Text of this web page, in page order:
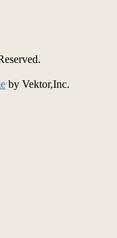
by Vektor,Inc.